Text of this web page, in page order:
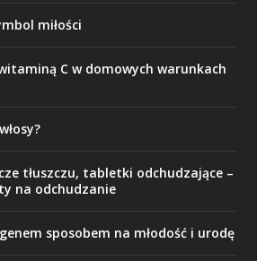
miłości
C w domowych warunkach
tłuszczu, tabletki odchudzające –
na odchudzanie
sposobem na młodość i urodę